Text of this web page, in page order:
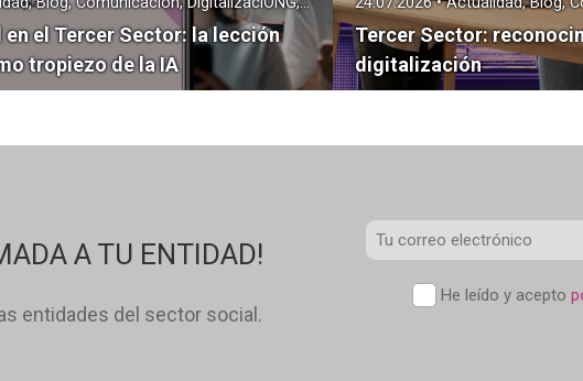
el Tercer Sector: la lección
tropiezo de la IA
Tercer Sector:
digitalización
A TU ENTIDAD!
entidades del sector social.
*
He leído y acepto